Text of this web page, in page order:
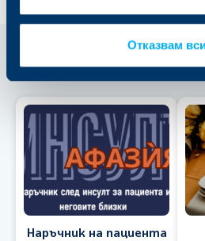
Отказвам
Още от здравни
Наръчник на пациента